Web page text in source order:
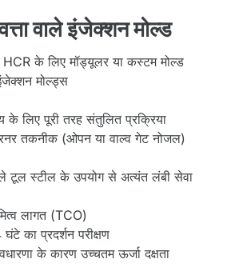
वाले इंजेक्शन मोल्ड
के लिए मॉड्यूलर या कस्टम मोल्ड
मोल्ड्स
लिए पूरी तरह संतुलित प्रक्रिया
रनर तकनीक (ओपन या वाल्व गेट नोजल)
टूल स्टील के उपयोग से अत्यंत लंबी सेवा
लागत (TCO)
का प्रदर्शन परीक्षण
के कारण उच्चतम ऊर्जा दक्षता